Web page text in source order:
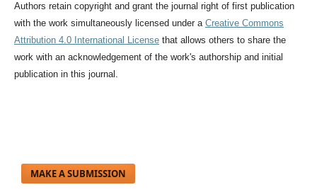
Authors retain copyright and grant the journal right of first publication
with the work simultaneously licensed under a Creative Commons
Attribution 4.0 International Licensethat allows others to share the
work with an acknowledgement of the work's authorship and initial
publication in this journal.
MAKE A SUBMISSION